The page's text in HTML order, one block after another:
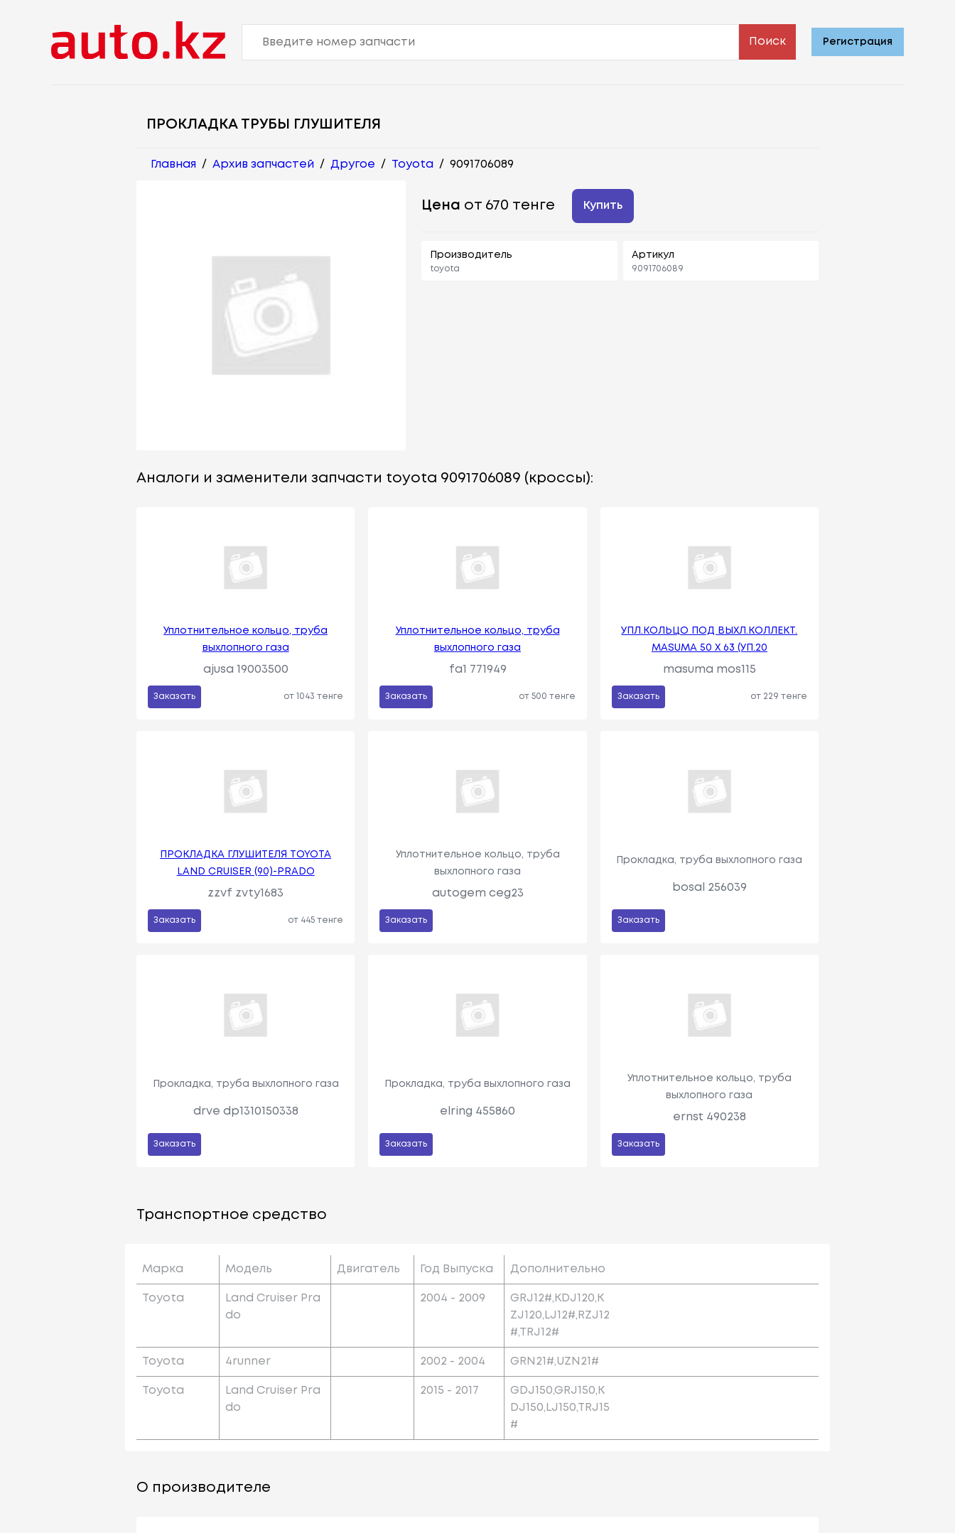
Поиск Регистрация
ПРОКЛАДКА ТРУБЫ ГЛУШИТЕЛЯ
Главная / Архив запчастей / Другое / Toyota / 9091706089
Цена от 670 тенге Купить
Производитель
toyota
Артикул
9091706089
Аналоги и заменители запчасти toyota 9091706089 (кроссы):
Уплотнительное кольцо, труба
выхлопного газа
ajusa 19003500
Заказать от 1043 тенге
Уплотнительное кольцо, труба
выхлопного газа
fa1 771949
Заказать от 500 тенге
УПЛ.КОЛЬЦО ПОД ВЫХЛ.КОЛЛЕКТ.
MASUMA 50 Х 63 (УП.20
masuma mos115
Заказать от 229 тенге
ПРОКЛАДКА ГЛУШИТЕЛЯ TOYOTA
LAND CRUISER (90)-PRADO
zzvf zvty1683
Заказать от 445 тенге
Уплотнительное кольцо, труба
выхлопного газа
autogem ceg23
Заказать
Прокладка, труба выхлопного газа
bosal 256039
Заказать
Прокладка, труба выхлопного газа
drve dp1310150338
Заказать
Прокладка, труба выхлопного газа
elring 455860
Заказать
Уплотнительное кольцо, труба
выхлопного газа
ernst 490238
Заказать
Транспортное средство
Марка Модель Двигатель Год Выпуска Дополнительно
Toyota
Land Cruiser Pra
Do
2004 - 2009
GRJ12#,KDJ120,K
ZJ120,LJ12#,RZJ12
#,TRJ12#
Toyota 4runner 2002 - 2004 GRN21#,UZN21#
Toyota
Land Cruiser Pra
Do
2015 - 2017
GDJ150,GRJ150,K
DJ150,LJ150,TRJ15
#
О производителе